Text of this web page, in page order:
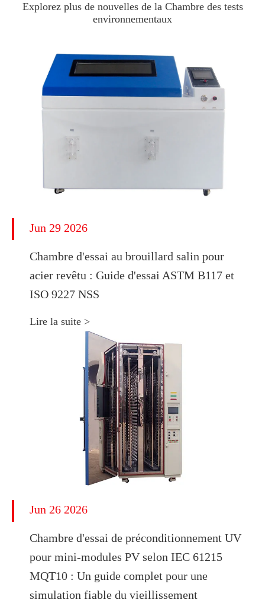
Explorez plus de nouvelles de la Chambre des tests
environnementaux
Jun 29 2026
Chambre d'essai au brouillard salin pour
acier revêtu : Guide d'essai ASTM B117 et
ISO 9227 NSS
Lire la suite >
Jun 26 2026
Chambre d'essai de préconditionnement UV
pour mini-modules PV selon IEC 61215
MQT10 : Un guide complet pour une
simulation fiable du vieillissement